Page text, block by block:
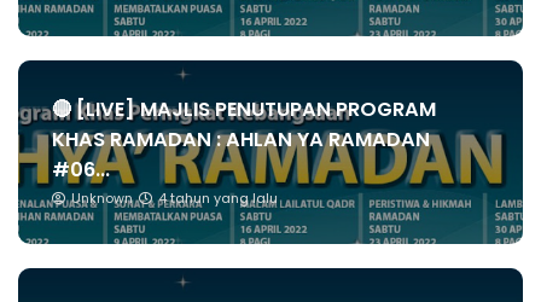
🔴 [LIVE] MAJLIS PENUTUPAN PROGRAM
KHAS RAMADAN : AHLAN YA RAMADAN
#06...
Unknown 4 tahun yang lalu